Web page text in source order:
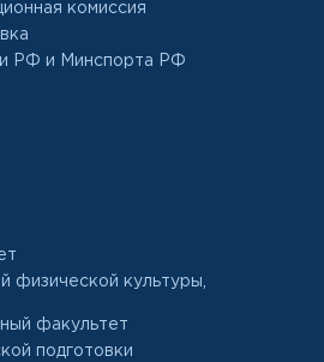
комиссия
РФ и Минспорта РФ
физической культуры,
факультет
подготовки